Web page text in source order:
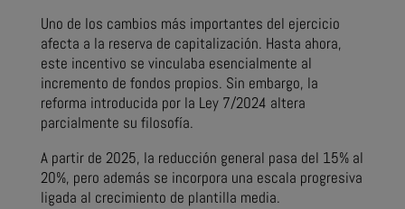
Uno de los cambios más importantes del ejercicio
afecta a la reserva de capitalización. Hasta ahora,
este incentivo se vinculaba esencialmente al
incremento de fondos propios. Sin embargo, la
reforma introducida por la Ley 7/2024 altera
parcialmente su filosofía.
A partir de 2025, la reducción general pasa del 15% al
20%, pero además se incorpora una escala progresiva
ligada al crecimiento de plantilla media.